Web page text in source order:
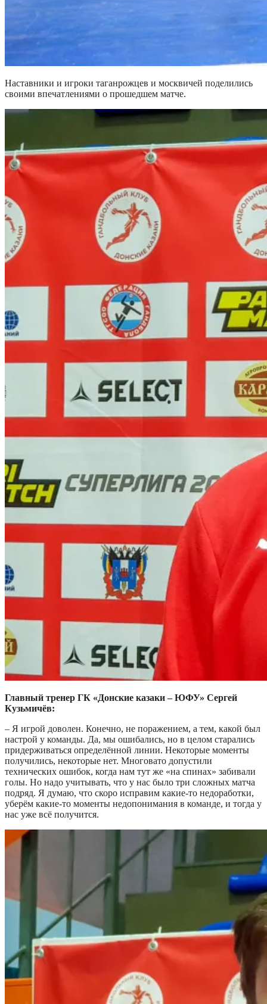
Наставники и игроки таганрожцев и москвичей поделились
своими впечатлениями о прошедшем матче.
Главный тренер ГК «Донские казаки – ЮФУ» Сергей
Кузьмичёв:
– Я игрой доволен. Конечно, не поражением, а тем, какой был
настрой у команды. Да, мы ошибались, но в целом старались
придерживаться определённой линии. Некоторые моменты
получились, некоторые нет. Многовато допустили
технических ошибок, когда нам тут же «на спинах» забивали
голы. Но надо учитывать, что у нас было три сложных матча
подряд. Я думаю, что скоро исправим какие-то недоработки,
уберём какие-то моменты недопонимания в команде, и тогда у
нас уже всё получится.